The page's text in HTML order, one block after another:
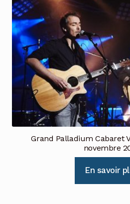
Grand Palladium Cabaret
novembre
En savoir